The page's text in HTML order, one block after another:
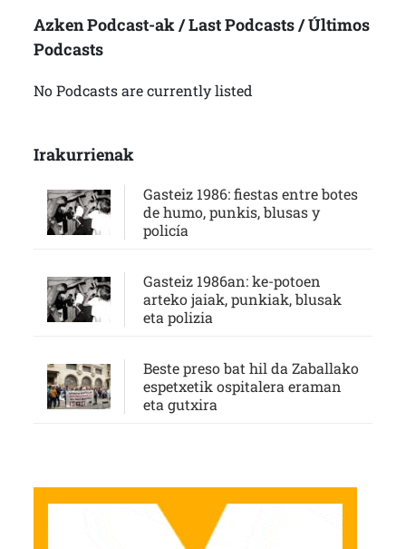
Azken Podcast-ak / Last Podcasts / Últimos
Podcasts
No Podcasts are currently listed
Irakurrienak
Gasteiz 1986: fiestas entre botes
de humo, punkis, blusas y
policía
Gasteiz 1986an: ke-potoen
arteko jaiak, punkiak, blusak
eta polizia
Beste preso bat hil da Zaballako
espetxetik ospitalera eraman
eta gutxira